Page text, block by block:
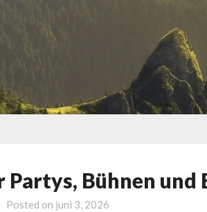
Bühnen und
Posted on juni 3, 2026